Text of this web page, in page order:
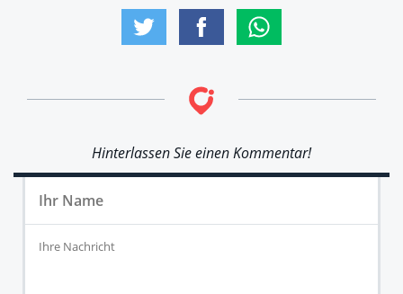
Hinterlassen Sie einen Kommentar!